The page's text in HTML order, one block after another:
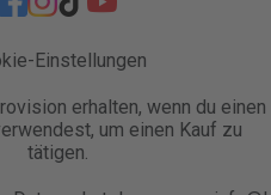
Einstellungen
erhalten, wenn du einen
um einen Kauf zu
tätigen.